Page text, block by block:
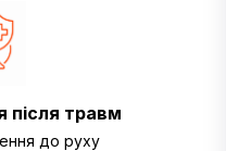
після травм
до руху